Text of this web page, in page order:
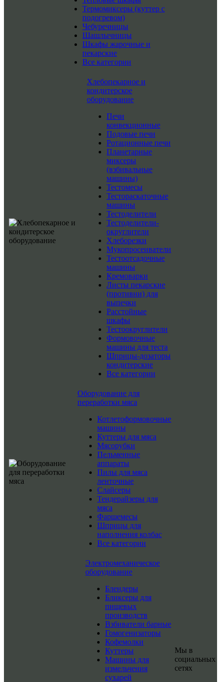
Термомиксеры (куттер с
подогревом)
Чебуречницы
Шашлычницы
Шкафы жарочные и
пекарские
Все категории
Хлебопекарное и
кондитерское
оборудование
Печи
конвекционные
Подовые печи
Ротационные печи
Планетарные
миксеры
(взбивальные
машины)
Тестомесы
Тестораскаточные
машины
Тестоделители
Тестоделители-
округлители
Хлеборезки
Мукопросеиватели
Тестоотсадочные
машины
Кремоварки
Листы пекарские
(противни) для
выпечки
Расстойные
шкафы
Тестоокруглители
Формовочные
машины для теста
Шприцы-дозаторы
кондитерские
Все категории
Оборудование для
переработки мяса
Котлетоформовочные
машины
Куттеры для мяса
Мясорубки
Пельменные
аппараты
Пилы для мяса
ленточные
Слайсеры
Тендерайзеры для
мяса
Фаршемесы
Шприцы для
наполнения колбас
Все категории
Электромеханическое
оборудование
Блендеры
Бликсеры для
пищевых
производств
Взбиватели барные
Гомогенизаторы
Кофемолки
Куттеры
Машины для
измельчения
сухарей
Мы в
социальных
сетях